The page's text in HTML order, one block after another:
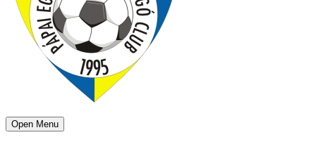
Open Menu